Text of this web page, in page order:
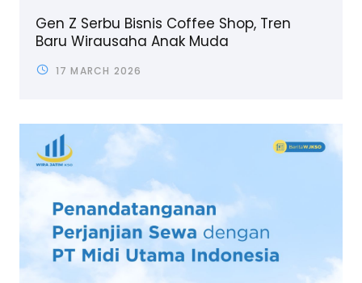
Gen Z Serbu Bisnis Coffee Shop, Tren
Baru Wirausaha Anak Muda
17 MARCH 2026